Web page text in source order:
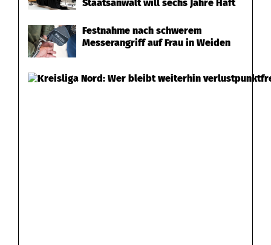
Staatsanwalt will sechs Jahre Haft
Festnahme nach schwerem
Messerangriff auf Frau in Weiden